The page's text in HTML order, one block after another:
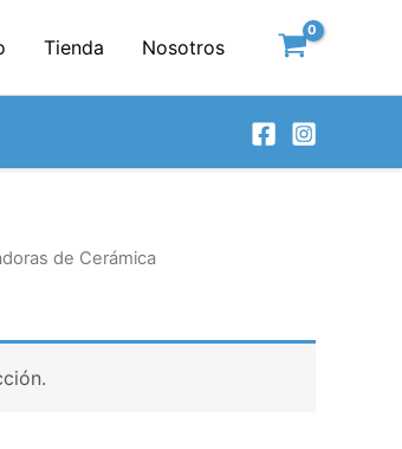
Tienda Nosotros
de Cerámica